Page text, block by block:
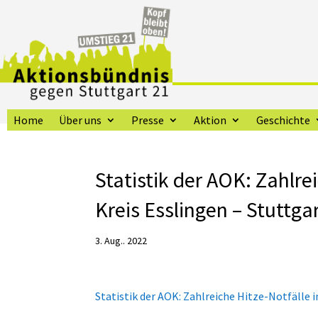
Home Über uns Presse Aktion Geschichte
Statistik der AOK:
Kreis Esslingen –
3. Aug.. 2022
Statistik der AOK: Zahlreiche Hitze-Notfälle